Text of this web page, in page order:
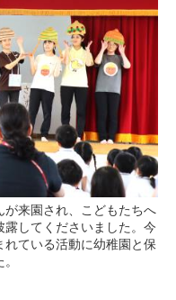
来園され、こどもたちへ
露してくださいました。今
ている活動に幼稚園と保